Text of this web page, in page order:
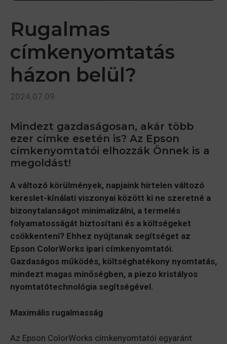
Rugalmas
címkenyomtatás
házon belül?
2024.07.09.
Mindezt gazdaságosan, akár több
ezer címke esetén is? Az Epson
címkenyomtatói elhozzák Önnek is a
megoldást!
A változó körülmények, napjaink hirtelen változó
kereslet-kínálati viszonyai között ki ne szeretné a
bizonytalanságot minimalizálni, a termelés
folyamatosságát biztosítani és a költségeket
csökkenteni? Ehhez nyújtanak segítséget az
Epson ColorWorks ipari címkenyomtatói.
Gazdaságos működés, költséghatékony nyomtatás,
mindezt magas minőségben, a piezo kristályos
nyomtatótechnológia segítségével.
Maximális rugalmasság
Az Epson ColorWorks címkenyomtatói egyaránt